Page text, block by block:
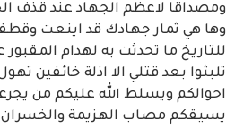
ومصداقا لاعظم الجهاد عند قذف
وها هي ثمار جهادك قد اينعت
للتاريخ ما تحدثت به لهدام
تلبثوا بعد قتلي الا اذلة خائفين
احوالكم ويسلط الله عليكم من
يسيقكم مصاب الهزيمة والخسران